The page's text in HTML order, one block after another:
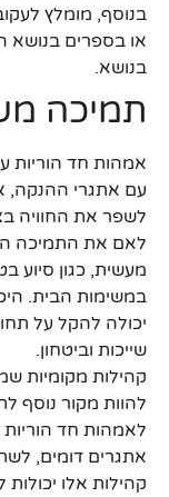
בנוסף, מומלץ
או בספרים בנושא
בנושא.
תמיכה
אמהות חד הוריות
עם אתגרי ההנקה,
לשפר את החוויה
לאם את התמיכה
מעשית, כגון סיוע
במשימות הבית.
יכולה להקל על
שייכות וביטחון.
קהילות מקומיות
להוות מקור נוסף
לאמהות חד
אתגרים דומים,
קהילות אלו